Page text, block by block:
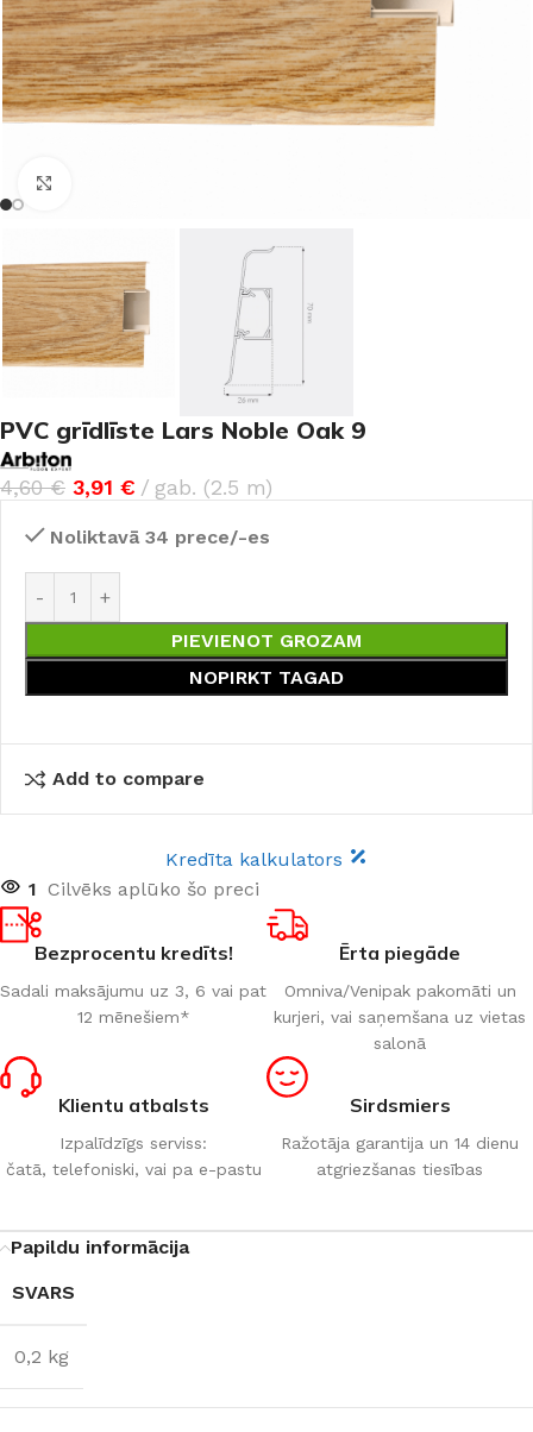
PVC grīdlīste Lars Noble Oak 9
4,60€ 3,91 € gab. (2.5 m)
Noliktavā 34 prece/-es
PIEVIENOT GROZAM
NOPIRKT TAGAD
Add to compare
Kredīta kalkulators
1 Cilvēks aplūko šo preci
Bezprocentu kredīts!
Sadali maksājumu uz 3, 6 vai pat
12 mēnešiem*
Ērta piegāde
Omniva/Venipak pakomāti un
kurjeri, vai saņemšana uz vietas
salonā
Klientu atbalsts
Izpalīdzīgs serviss:
čatā, telefoniski, vai pa e-pastu
Sirdsmiers
Ražotāja garantija un 14 dienu
atgriezšanas tiesības
Papildu informācija
SVARS
0,2 kg